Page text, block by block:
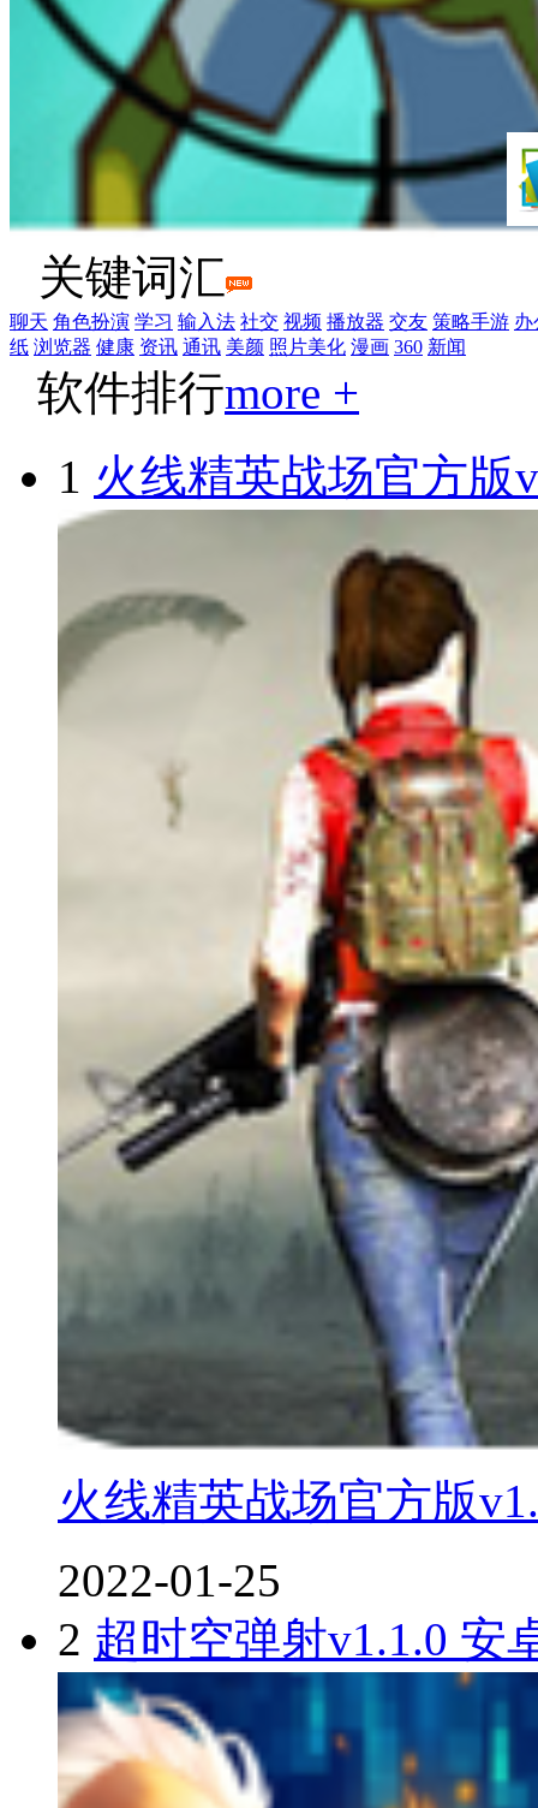
关键词汇
聊天 角色扮演 学习 输入法 社交 视频 播放器 交友 策略手游 办
纸 浏览器 健康 资讯 通讯 美颜 照片美化 漫画 360 新闻
软件排行more +
1 火线精英战场官方版
火线精英战场官方版
2022-01-25
2 超时空弹射v1.1.0 安